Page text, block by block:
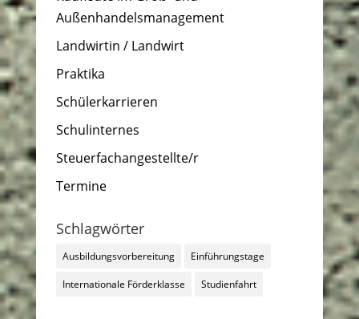
Außenhandelsmanagement
Landwirtin / Landwirt
Praktika
Schülerkarrieren
Schulinternes
Steuerfachangestellte/r
Termine
Schlagwörter
Ausbildungsvorbereitung Einführungstage
Internationale Förderklasse Studienfahrt